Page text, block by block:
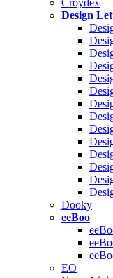
Croydex
Design
Dooky
eeBoo
EO